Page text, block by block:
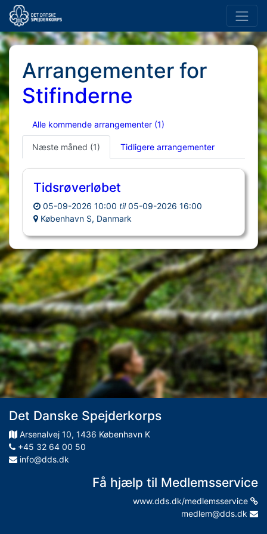
Arrangementer for
Stifinderne
Alle kommende arrangementer (1)
Næste måned (1) Tidligere arrangementer
Tidsrøverløbet
05-09-2026 10:00 til 05-09-2026 16:00
København S, Danmark
Det Danske Spejderkorps
Arsenalvej 10, 1436 København K
+45 32 64 00 50
info@dds.dk
Få hjælp til Medlemsservice
www.dds.dk/medlemsservice
medlem@dds.dk